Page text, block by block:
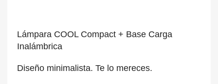
Lámpara COOL Compact + Base Carga
Inalámbrica
Diseño minimalista. Te lo mereces.